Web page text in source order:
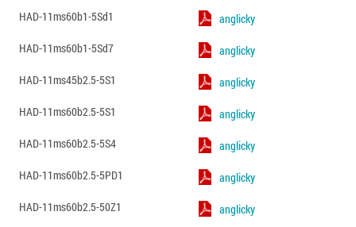
HAD-11ms60b1-5Sd1
anglicky
HAD-11ms60b1-5Sd7
anglicky
HAD-11ms45b2.5-5S1
anglicky
HAD-11ms60b2.5-5S1
anglicky
HAD-11ms60b2.5-5S4
anglicky
HAD-11ms60b2.5-5PD1
anglicky
HAD-11ms60b2.5-50Z1
anglicky